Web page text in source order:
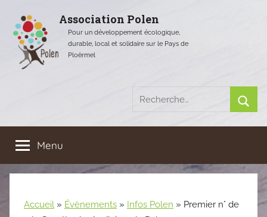
contenu
Association Polen
Pour un développement écologique,
durable, local et solidaire sur le Pays de
Ploërmel
Recherche
:
Menu
Accueil » Évènements » Infos Polen » Premier n° de